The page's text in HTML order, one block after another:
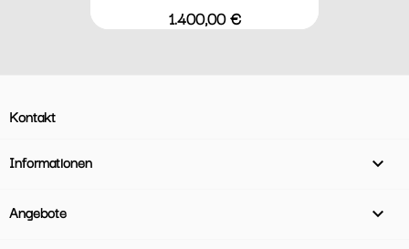
Preis
1.400,00 €
Kontakt
Informationen 
Angebote 